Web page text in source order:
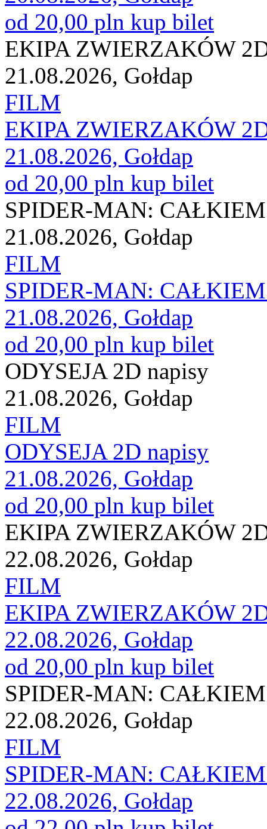
od 20,00 pln kup bilet
EKIPA ZWIERZAKÓW
21.08.2026, Gołdap
FILM
EKIPA ZWIERZAKÓW
21.08.2026, Gołdap
od 20,00 pln kup bilet
SPIDER-MAN:
21.08.2026, Gołdap
FILM
SPIDER-MAN:
21.08.2026, Gołdap
od 20,00 pln kup bilet
ODYSEJA 2D napisy
21.08.2026, Gołdap
FILM
ODYSEJA 2D napisy
21.08.2026, Gołdap
od 20,00 pln kup bilet
EKIPA ZWIERZAKÓW
22.08.2026, Gołdap
FILM
EKIPA ZWIERZAKÓW
22.08.2026, Gołdap
od 20,00 pln kup bilet
SPIDER-MAN:
22.08.2026, Gołdap
FILM
SPIDER-MAN:
22.08.2026, Gołdap